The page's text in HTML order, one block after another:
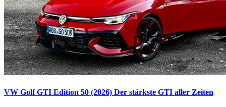
VW Golf GTI Edition 50 (2026) Der stärkste GTI aller Zeiten